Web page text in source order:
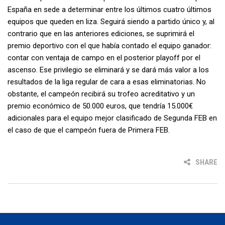
España en sede a determinar entre los últimos cuatro últimos
equipos que queden en liza. Seguirá siendo a partido único y, al
contrario que en las anteriores ediciones, se suprimirá el
premio deportivo con el que había contado el equipo ganador:
contar con ventaja de campo en el posterior playoff por el
ascenso. Ese privilegio se eliminará y se dará más valor a los
resultados de la liga regular de cara a esas eliminatorias. No
obstante, el campeón recibirá su trofeo acreditativo y un
premio económico de 50.000 euros, que tendría 15.000€
adicionales para el equipo mejor clasificado de Segunda FEB en
el caso de que el campeón fuera de Primera FEB.
SHARE